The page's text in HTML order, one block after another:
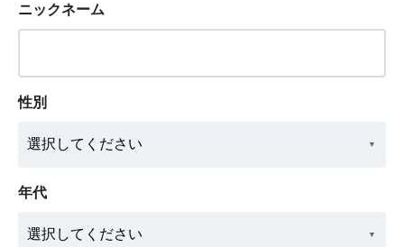
ニックネーム
性別
年代